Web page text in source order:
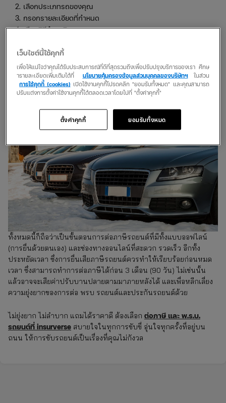
เลือกประเภทรถของคุณ
กรอกรายละเอียดที่กำหนด
เลือกวิธีชำระเงิน
ทั้งง่ายและรวดเร็ว แถมราคายังถูกกว่า ต่อ ภาษี และ พ.ร.บ. รถยนต์
กับทาง insurverse คุ้มค่าที่สุด
บทสรุป
ทั้งหมดนี้ก็ถือว่าเป็นขั้นตอนการต่อภาษีรถยนต์ที่มีทั้งแบบออฟไลน์
(การยื่นด้วยตนเอง) และช่องทางออนไลน์ที่สะดวก รวดเร็ว อีกทั้ง
ประหยัดเวลา ซึ่งการยื่นเสียภาษีรถยนต์ควรทำให้เรียบร้อยก่อนหมด
เวลา ซึ่งสามารถทำการต่อภาษีได้ก่อน 3 เดือน (90 วัน) ไม่เช่นนั้น
แล้วอาจจะเสียค่าปรับบานปลายตามมาภายหลังได้ และเพื่อหลีกเลี่ยง
ความยุ่งยากของการต่อ พรบ รถยนต์และประกันรถยนต์ด้วย
ไม่ยุ่งยาก ไม่ลำบาก แถมได้ราคาดี ต้องเลือก ต่อภาษี และ พ.ร.บ.
รถยนต์ที่ insurverse สบายใจในทุกการขับขี่ อุ่นใจทุกครั้งที่อยู่บน
ถนน ให้การขับรถยนต์เป็นเรื่องที่คุณไม่กังวล
เว็บไซต์นี้ใช้คุกกี้
เพื่อให้แน่ใจว่าคุณได้รับประสบการณ์ที่ดีที่สุดรวมถึงเพื่อปรับปรุงบริการของเรา ศึกษ
ารายละเอียดเพิ่มเติมได้ที่
นโยบายคุ้มครองข้อมูลส่วนบุคคลของบริษัทฯในส่วน
การใช้คุกกี้ (cookies) เปิดใช้งานคุกกี้โปรดคลิก "ยอมรับทั้งหมด" และคุณสามารถ
ปรับแต่งการตั้งค่าใช้งานคุกกี้ได้ตลอดเวลาโดยไปที่ "ตั้งค่าคุกกี้"
ยอมรับทั้งหมด
ตั้งค่าคุกกี้